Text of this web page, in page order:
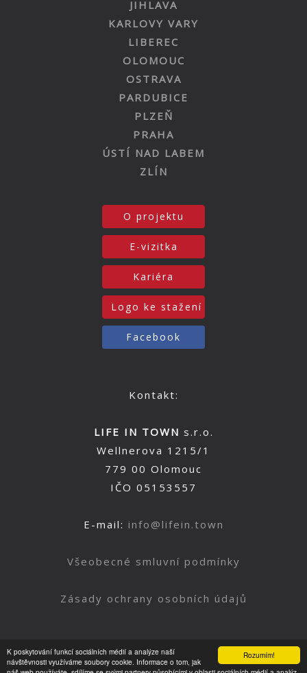
Rozumím!
K poskytování funkcí sociálních médií a analýze naší
návštěvnosti využíváme soubory cookie. Informace o tom, jak
JIHLAVA
KARLOVY VARY
LIBEREC
OLOMOUC
OSTRAVA
PARDUBICE
PLZEŇ
PRAHA
ÚSTÍ NAD LABEM
ZLÍN
O projektu
E-vizitka
Kariéra
Logo ke stažení
Facebook
Kontakt:
LIFE IN TOWN s.r.o.
Wellnerova 1215/1
779 00 Olomouc
IČO 05153557
E-mail: info@lifein.town
Všeobecné smluvní podmínky
Zásady ochrany osobních údajů
Nahoru